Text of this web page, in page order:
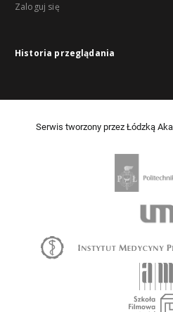
Zaloguj się
Historia przeglądania
Serwis tworzony przez Łódzką